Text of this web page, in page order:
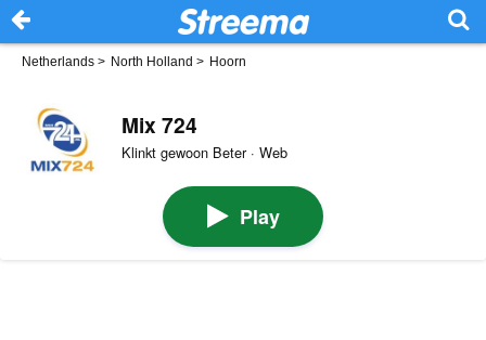
Netherlands > North Holland > Hoorn
Mix 724
Klinkt gewoon Beter · Web
Play